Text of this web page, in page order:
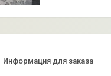
Информация для заказа